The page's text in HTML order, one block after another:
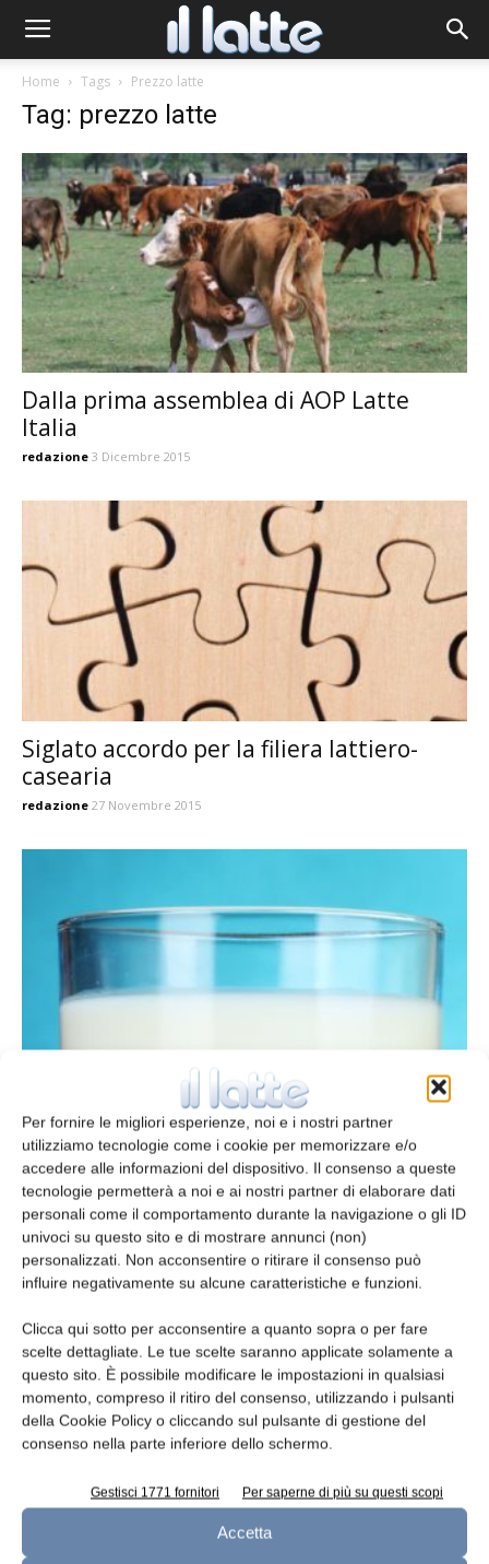
Per fornire le migliori esperienze, noi e i nostri partner
utilizziamo tecnologie come i cookie per memorizzare e/o
accedere alle informazioni del dispositivo. Il consenso a queste
tecnologie permetterà a noi e ai nostri partner di elaborare dati
personali come il comportamento durante la navigazione o gli ID
univoci su questo sito e di mostrare annunci (non)
personalizzati. Non acconsentire o ritirare il consenso può
influire negativamente su alcune caratteristiche e funzioni.
Clicca qui sotto per acconsentire a quanto sopra o per fare
scelte dettagliate. Le tue scelte saranno applicate solamente a
questo sito. È possibile modificare le impostazioni in qualsiasi
momento, compreso il ritiro del consenso, utilizzando i pulsanti
della Cookie Policy o cliccando sul pulsante di gestione del
consenso nella parte inferiore dello schermo.
Gestisci 1771 fornitori Per saperne di più su questi scopi
Accetta
Home Tags Prezzo latte
Tag: prezzo latte
Dalla prima assemblea di AOP Latte
Italia
redazione 3 Dicembre 2015
Siglato accordo per la filiera lattiero-
casearia
redazione 27 Novembre 2015
Sottoscritto accordo su indicizzazione
del prezzo del latte
redazione 2 Settembre 2015
Gli obiettivi dell’indagine conoscitiva
14 Maggio 2015